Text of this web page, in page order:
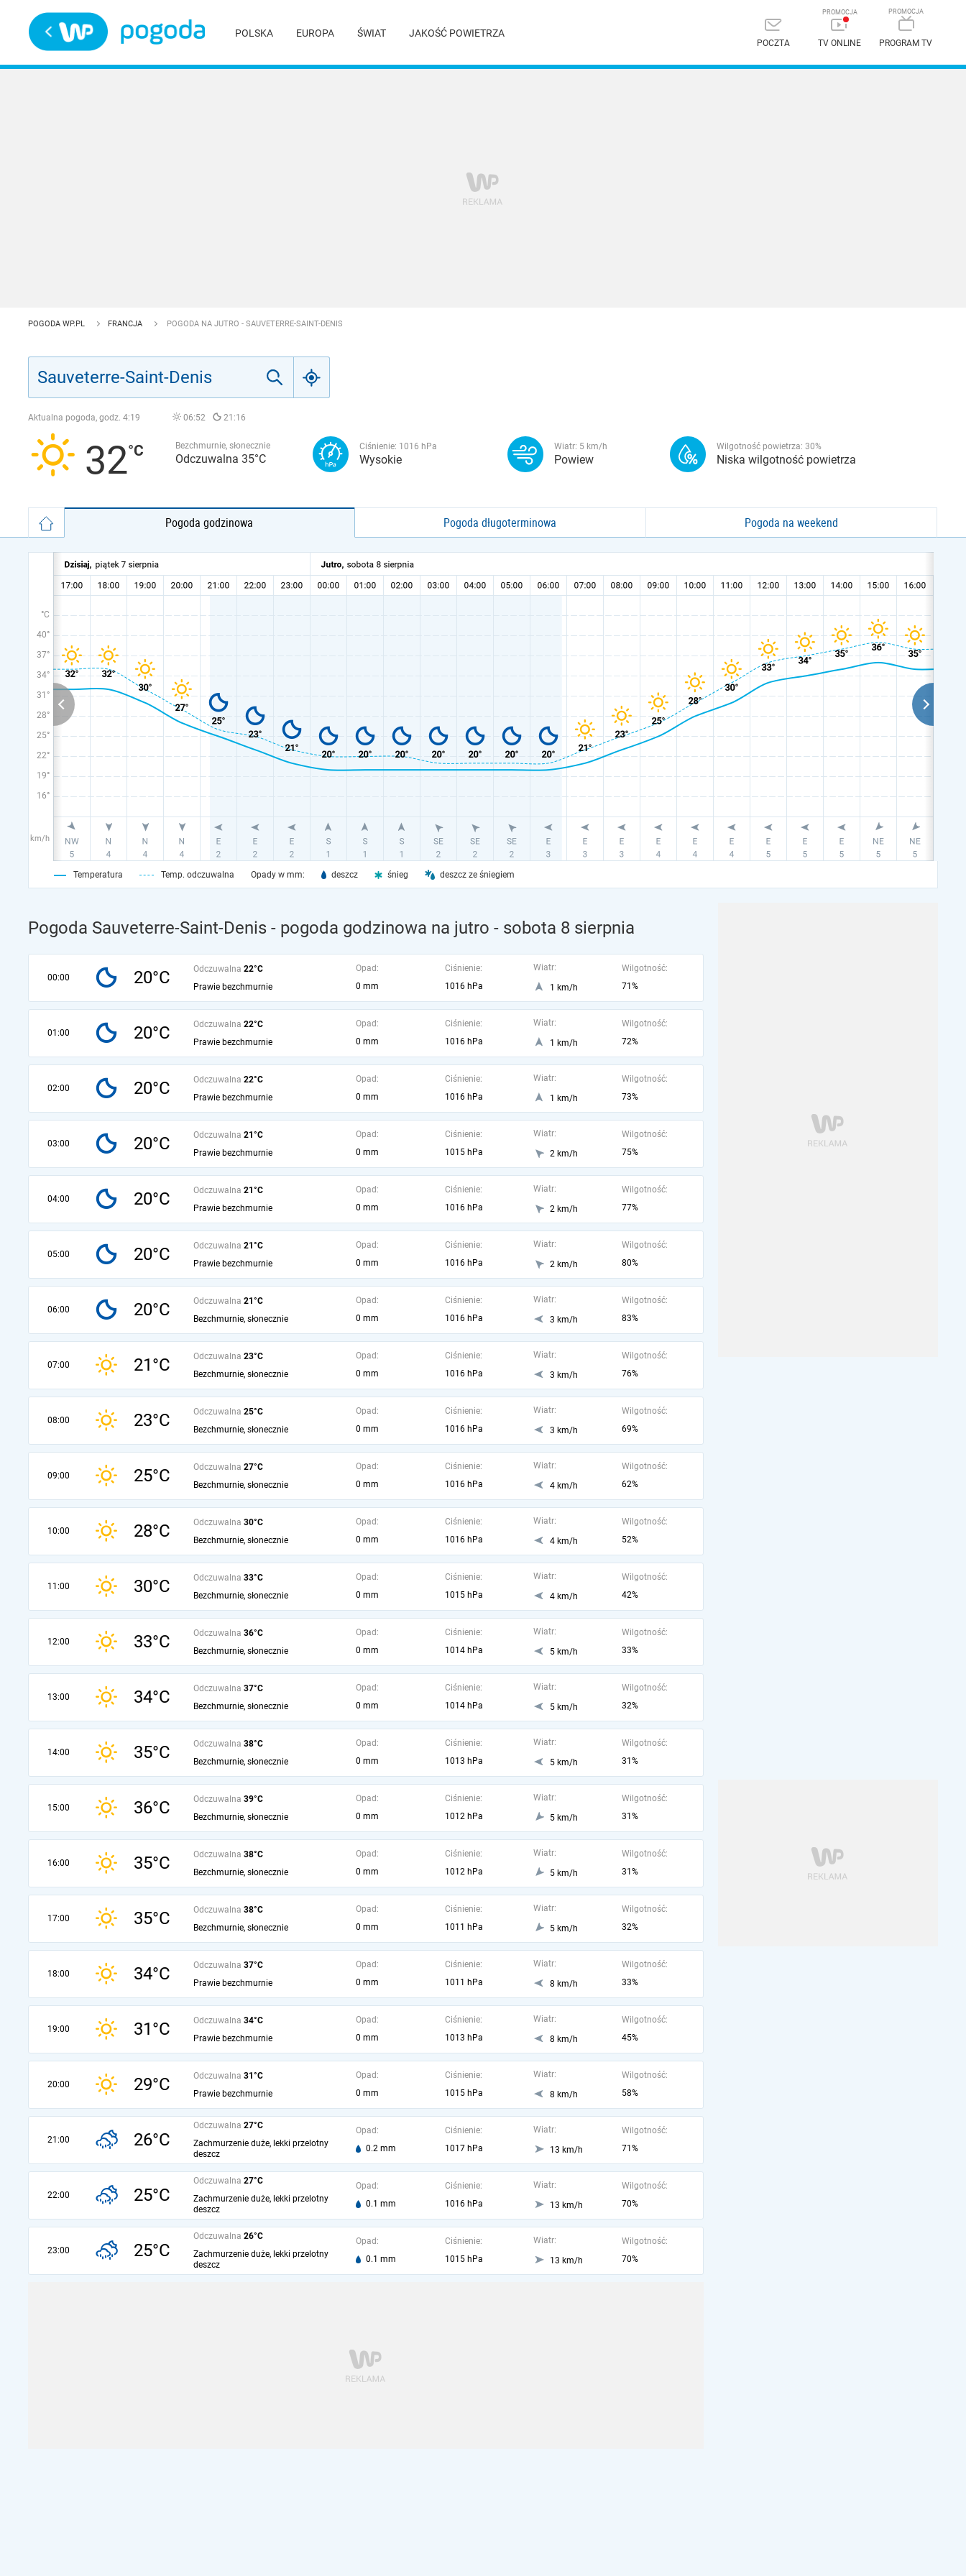
POLSKA EUROPA ŚWIAT JAKOŚĆ POWIETRZA
POCZTA TV ONLINE PROGRAM TV
POGODA WP.PL FRANCJA POGODA NA JUTRO - SAUVETERRE-SAINT-DENIS
Aktualna pogoda, godz. 4:19 06:52 21:16
32 Bezchmurnie, słonecznie
Odczuwalna 35°C
Ciśnienie: 1016 hPa
Wysokie
Wiatr: 5 km/h
Powiew
Wilgotność powietrza: 30%
Niska wilgotność powietrza
Pogoda godzinowa Pogoda długoterminowa Pogoda na weekend
°C
40°
37°
34°
31°
28°
25°
22°
19°
16°
km/h
Temperatura Temp. odczuwalna Opady w mm: deszcz śnieg deszcz ze śniegiem
Pogoda Sauveterre-Saint-Denis - pogoda godzinowa na jutro - sobota 8 sierpnia
00:00 20°C Odczuwalna 22°C
Prawie bezchmurnie
Opad:
0 mm
Ciśnienie:
1016 hPa
Wiatr:
1 km/h
Wilgotność:
71%
01:00 20°C Odczuwalna 22°C
Prawie bezchmurnie
Opad:
0 mm
Ciśnienie:
1016 hPa
Wiatr:
1 km/h
Wilgotność:
72%
02:00 20°C Odczuwalna 22°C
Prawie bezchmurnie
Opad:
0 mm
Ciśnienie:
1016 hPa
Wiatr:
1 km/h
Wilgotność:
73%
03:00 20°C Odczuwalna 21°C
Prawie bezchmurnie
Opad:
0 mm
Ciśnienie:
1015 hPa
Wiatr:
2 km/h
Wilgotność:
75%
04:00 20°C Odczuwalna 21°C
Prawie bezchmurnie
Opad:
0 mm
Ciśnienie:
1016 hPa
Wiatr:
2 km/h
Wilgotność:
77%
05:00 20°C Odczuwalna 21°C
Prawie bezchmurnie
Opad:
0 mm
Ciśnienie:
1016 hPa
Wiatr:
2 km/h
Wilgotność:
80%
06:00 20°C Odczuwalna 21°C
Bezchmurnie, słonecznie
Opad:
0 mm
Ciśnienie:
1016 hPa
Wiatr:
3 km/h
Wilgotność:
83%
07:00 21°C Odczuwalna 23°C
Bezchmurnie, słonecznie
Opad:
0 mm
Ciśnienie:
1016 hPa
Wiatr:
3 km/h
Wilgotność:
76%
08:00 23°C Odczuwalna 25°C
Bezchmurnie, słonecznie
Opad:
0 mm
Ciśnienie:
1016 hPa
Wiatr:
3 km/h
Wilgotność:
69%
09:00 25°C Odczuwalna 27°C
Bezchmurnie, słonecznie
Opad:
0 mm
Ciśnienie:
1016 hPa
Wiatr:
4 km/h
Wilgotność:
62%
10:00 28°C Odczuwalna 30°C
Bezchmurnie, słonecznie
Opad:
0 mm
Ciśnienie:
1016 hPa
Wiatr:
4 km/h
Wilgotność:
52%
11:00 30°C Odczuwalna 33°C
Bezchmurnie, słonecznie
Opad:
0 mm
Ciśnienie:
1015 hPa
Wiatr:
4 km/h
Wilgotność:
42%
12:00 33°C Odczuwalna 36°C
Bezchmurnie, słonecznie
Opad:
0 mm
Ciśnienie:
1014 hPa
Wiatr:
5 km/h
Wilgotność:
33%
13:00 34°C Odczuwalna 37°C
Bezchmurnie, słonecznie
Opad:
0 mm
Ciśnienie:
1014 hPa
Wiatr:
5 km/h
Wilgotność:
32%
14:00 35°C Odczuwalna 38°C
Bezchmurnie, słonecznie
Opad:
0 mm
Ciśnienie:
1013 hPa
Wiatr:
5 km/h
Wilgotność:
31%
15:00 36°C Odczuwalna 39°C
Bezchmurnie, słonecznie
Opad:
0 mm
Ciśnienie:
1012 hPa
Wiatr:
5 km/h
Wilgotność:
31%
16:00 35°C Odczuwalna 38°C
Bezchmurnie, słonecznie
Opad:
0 mm
Ciśnienie:
1012 hPa
Wiatr:
5 km/h
Wilgotność:
31%
17:00 35°C Odczuwalna 38°C
Bezchmurnie, słonecznie
Opad:
0 mm
Ciśnienie:
1011 hPa
Wiatr:
5 km/h
Wilgotność:
32%
18:00 34°C Odczuwalna 37°C
Prawie bezchmurnie
Opad:
0 mm
Ciśnienie:
1011 hPa
Wiatr:
8 km/h
Wilgotność:
33%
19:00 31°C Odczuwalna 34°C
Prawie bezchmurnie
Opad:
0 mm
Ciśnienie:
1013 hPa
Wiatr:
8 km/h
Wilgotność:
45%
20:00 29°C Odczuwalna 31°C
Prawie bezchmurnie
Opad:
0 mm
Ciśnienie:
1015 hPa
Wiatr:
8 km/h
Wilgotność:
58%
21:00 26°C
Odczuwalna 27°C
Zachmurzenie duże, lekki przelotny
deszcz
Opad:
0.2 mm
Ciśnienie:
1017 hPa
Wiatr:
13 km/h
Wilgotność:
71%
22:00 25°C
Odczuwalna 27°C
Zachmurzenie duże, lekki przelotny
deszcz
Opad:
0.1 mm
Ciśnienie:
1016 hPa
Wiatr:
13 km/h
Wilgotność:
70%
23:00 25°C
Odczuwalna 26°C
Zachmurzenie duże, lekki przelotny
deszcz
Opad:
0.1 mm
Ciśnienie:
1015 hPa
Wiatr:
13 km/h
Wilgotność:
70%